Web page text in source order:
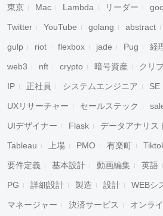
東京 Mac Lambda リーダー
Twitter YouTube golang abstract
gulp riot flexbox jade Pug 経
web3 nft crypto 暗号資産 クリ
IP 正社員 システムエンジニア SE
UXリサーチャー セールステック
UIデザイナー Flask データアナリス
Tableau 上場 PMO 有楽町
要件定義 基本設計 動画編集 英語
PG 詳細設計 製造 設計 WEBシ
マネージャー 決済サービス オンラ